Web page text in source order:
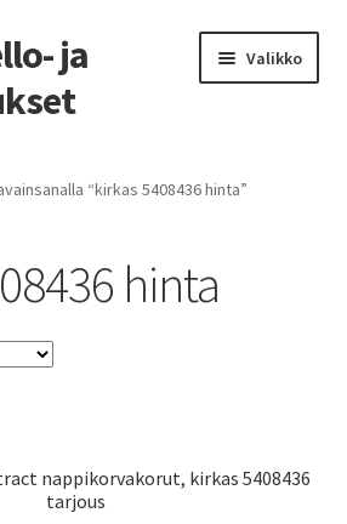
ja
Valikko
“kirkas 5408436 hinta”
hinta
nappikorvakorut, kirkas 5408436
tarjous